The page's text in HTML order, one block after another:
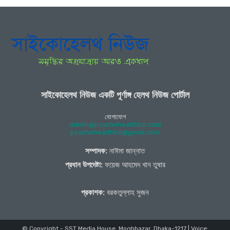
সাইকোহেলথ নিউজ একটি পূর্ণাঙ্গ হেলথ নিউজ পোর্টাল
যোগাযোগ
admin@psychohealthbd.com
psychohealthbd@gmail.com
সম্পাদক: নাঈমা জান্নাত
প্রধান উপদেষ্টা:ফয়েজ আহমেদ খান তুষার
প্রকাশক: বরকতুল্লাহ সুজন
© Copyright - SST Media House, Moghbazar, Dhaka-1217 | Voice: